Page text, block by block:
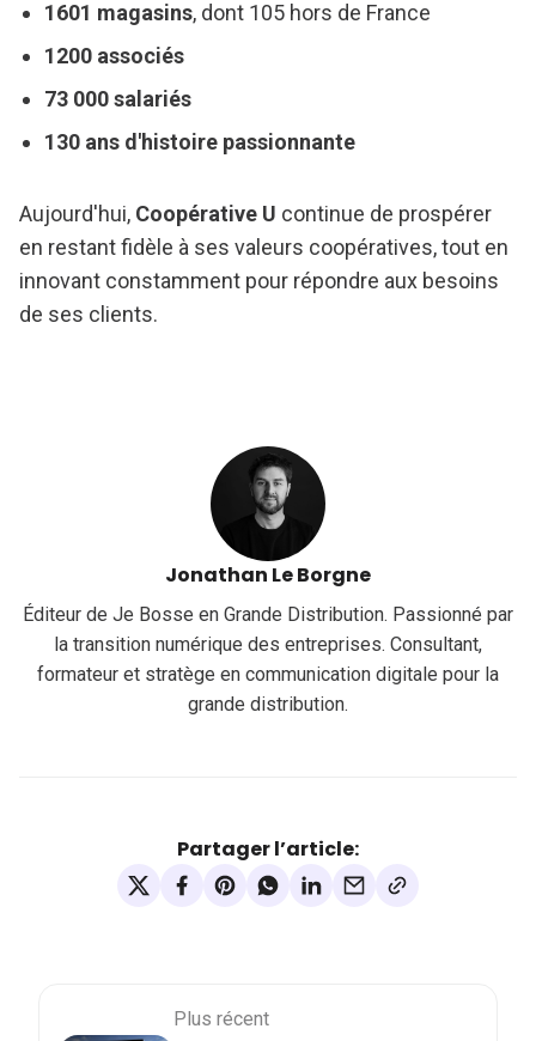
1601 magasins, dont 105 hors de France
1200 associés
73 000 salariés
130 ans d'histoire passionnante
Aujourd'hui, Coopérative U continue de prospérer
en restant fidèle à ses valeurs coopératives, tout en
innovant constamment pour répondre aux besoins
de ses clients.
Jonathan Le Borgne
Éditeur de Je Bosse en Grande Distribution. Passionné par
la transition numérique des entreprises. Consultant,
formateur et stratège en communication digitale pour la
grande distribution.
Partager l’article:
Plus récent